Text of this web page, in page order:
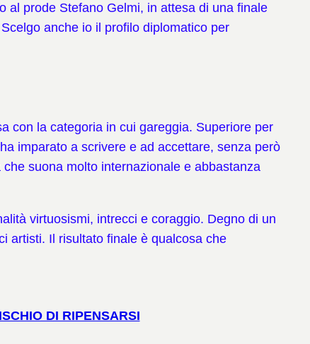
al prode Stefano Gelmi, in attesa di una finale
anche io il profilo diplomatico per
con la categoria in cui gareggia. Superiore per
imparato a scrivere e ad accettare, senza però
suona molto internazionale e abbastanza
virtuosismi, intrecci e coraggio. Degno di un
artisti. Il risultato finale è qualcosa che
DI RIPENSARSI